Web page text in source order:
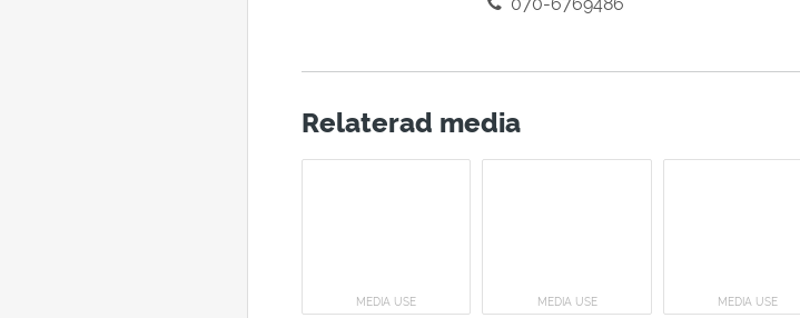
Relaterad media
MEDIA USE MEDIA USE MEDIA USE